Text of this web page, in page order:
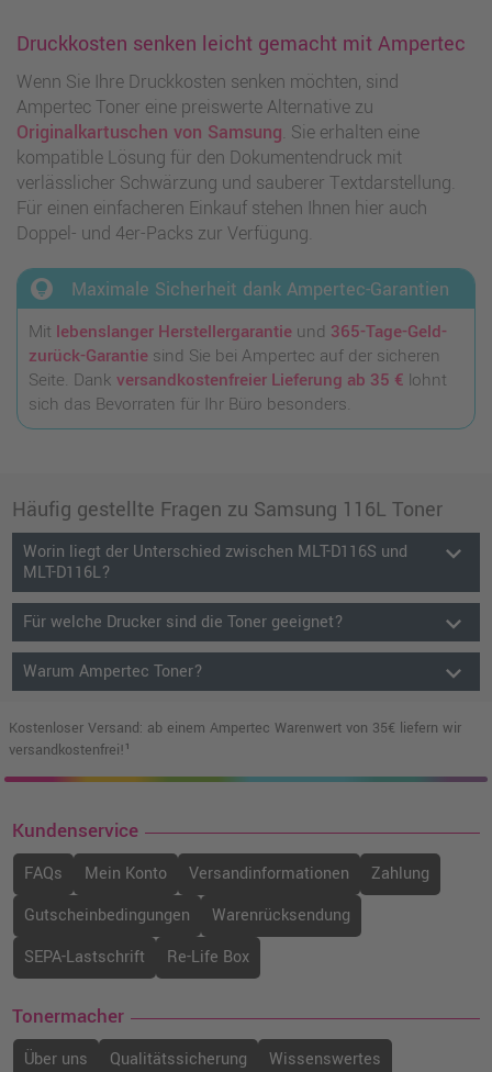
Druckkosten senken leicht gemacht mit Ampertec
Wenn Sie Ihre Druckkosten senken möchten, sind
Ampertec Toner eine preiswerte Alternative zu
Originalkartuschen von Samsung. Sie erhalten eine
kompatible Lösung für den Dokumentendruck mit
verlässlicher Schwärzung und sauberer Textdarstellung.
Für einen einfacheren Einkauf stehen Ihnen hier auch
Doppel- und 4er-Packs zur Verfügung.
lightbulb_circle Maximale Sicherheit dank Ampertec-Garantien
Mit lebenslanger Herstellergarantieund 365-Tage-Geld-
zurück-Garantiesind Sie bei Ampertec auf der sicheren
Seite. Dank versandkostenfreier Lieferung ab 35 € lohnt
sich das Bevorraten für Ihr Büro besonders.
Häufig gestellte Fragen zu Samsung 116L Toner
Worin liegt der Unterschied zwischen MLT-D116S und
MLT-D116L?
keyboard_arrow_down
Für welche Drucker sind die Toner geeignet? keyboard_arrow_down
Warum Ampertec Toner? keyboard_arrow_down
Kostenloser Versand: ab einem Ampertec Warenwert von 35€ liefern wir
versandkostenfrei!¹
Kundenservice
FAQs Mein Konto Versandinformationen
Zahlung
Gutscheinbedingungen
Warenrücksendung
SEPA-Lastschrift
Re-Life Box
Tonermacher
Über uns Qualitätssicherung
Wissenswertes